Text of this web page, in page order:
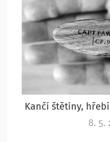
Kančí štětiny,
8. 5.